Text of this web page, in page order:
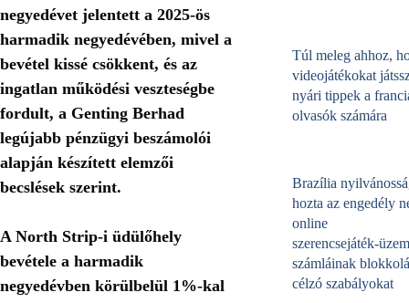
negyedévet jelentett a 2025-ös
harmadik negyedévében, mivel a
bevétel kissé csökkent, és az
ingatlan működési veszteségbe
fordult, a Genting Berhad
legújabb pénzügyi beszámolói
alapján készített elemzői
becslések szerint.
A North Strip-i üdülőhely
bevétele a harmadik
negyedévben körülbelül 1%-kal
Túl meleg ahhoz,
videojátékokat
nyári tippek a
olvasók számára
Brazília
hozta az engedély
online
számláinak
célzó szabályokat